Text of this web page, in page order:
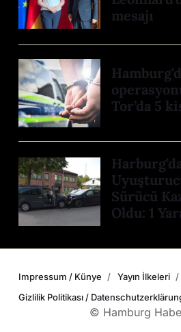
mesajı
Tor’da 5
Sürücü
Oldu: 1
© Hamburg
Impressum / Künye
Yayın İlkeleri
Gizlilik Politikası /